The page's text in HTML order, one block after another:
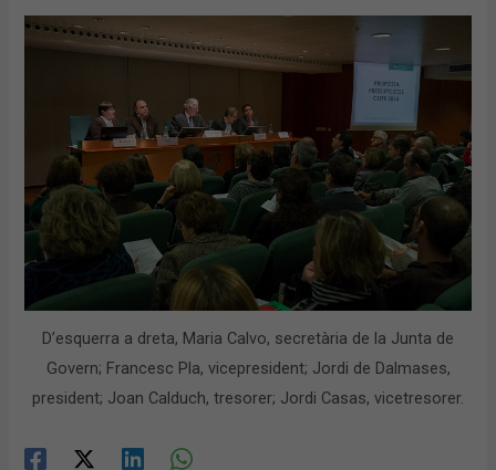
D’esquerra a dreta, Maria Calvo, secretària de la Junta de
Govern; Francesc Pla, vicepresident; Jordi de Dalmases,
president; Joan Calduch, tresorer; Jordi Casas, vicetresorer.